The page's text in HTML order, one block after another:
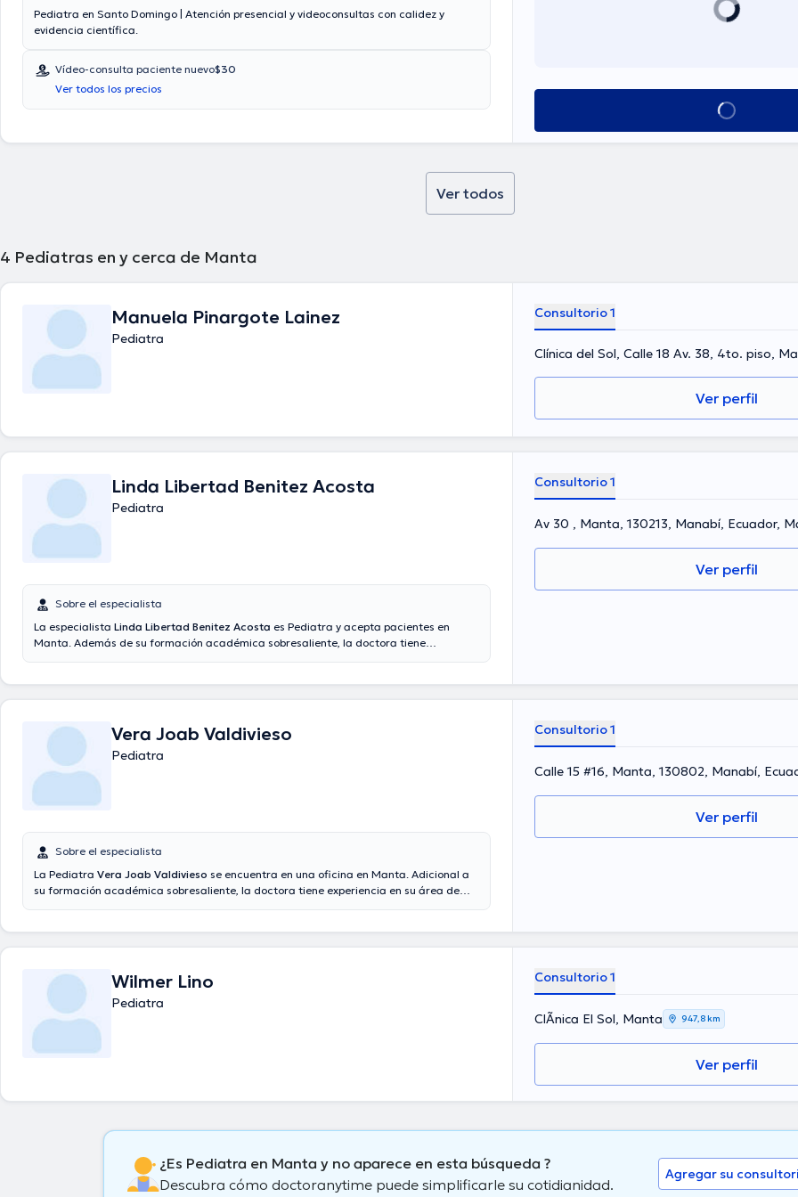
Pediatra en Santo Domingo | Atención presencial y videoconsultas con calidez y
evidencia científica.
Vídeo-consulta paciente nuevo$30
Ver todos los precios
Ver más horarios
Ver todos
4 Pediatras en y cerca de Manta
Manuela Pinargote Lainez
Pediatra
Consultorio 1
Clínica del Sol, Calle 18 Av. 38, 4to. piso,
Ver perfil
Linda Libertad Benitez Acosta
Pediatra
Sobre el especialista
La especialista Linda Libertad Benitez Acosta es Pediatra y acepta pacientes en
Manta. Además de su formación académica sobresaliente, la doctora tiene
temática de especialización y ha anunciado importantes comunicados.
Consultorio 1
Av 30 , Manta, 130213, Manabí, Ecuador,
Ver perfil
Vera Joab Valdivieso
Pediatra
Sobre el especialista
La Pediatra Vera Joab Valdivieso se encuentra en una oficina en Manta. Adicional a
su formación académica sobresaliente, la doctora tiene experiencia en su área de
publicado importantes comunicados.
Consultorio 1
Calle 15 #16, Manta, 130802, Manabí,
Ver perfil
Wilmer Lino
Pediatra
Consultorio 1
ClÃ­nica El Sol, Manta 947,8 km
Ver perfil
¿Es Pediatra en Manta y no aparece en esta búsqueda ?
Descubra cómo doctoranytime puede simplificarle su cotidianidad.
Agregar su